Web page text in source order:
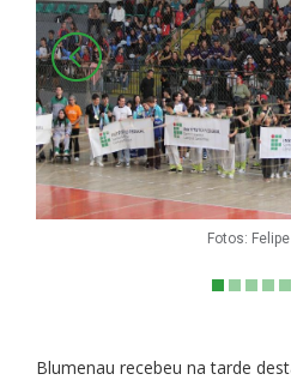
Fotos:
Blumenau recebeu na tarde